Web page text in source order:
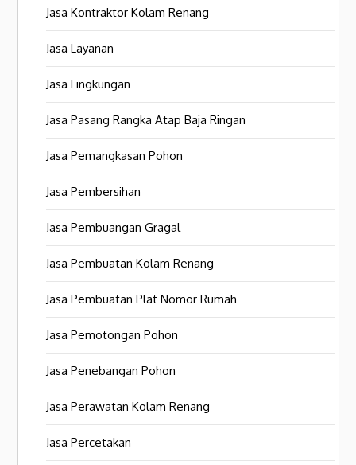
Jasa Kontraktor Kolam Renang
Jasa Layanan
Jasa Lingkungan
Jasa Pasang Rangka Atap Baja Ringan
Jasa Pemangkasan Pohon
Jasa Pembersihan
Jasa Pembuangan Gragal
Jasa Pembuatan Kolam Renang
Jasa Pembuatan Plat Nomor Rumah
Jasa Pemotongan Pohon
Jasa Penebangan Pohon
Jasa Perawatan Kolam Renang
Jasa Percetakan